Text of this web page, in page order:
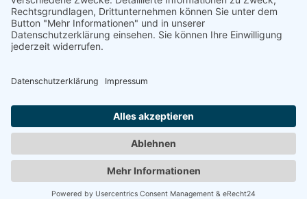
AGB
Datenschutz
ARD/ZDF-Medienakademie gemeinnützige GmbH,
Sitz: Nürnberg, HRB 23705. Alle Rechte vorbehalten.